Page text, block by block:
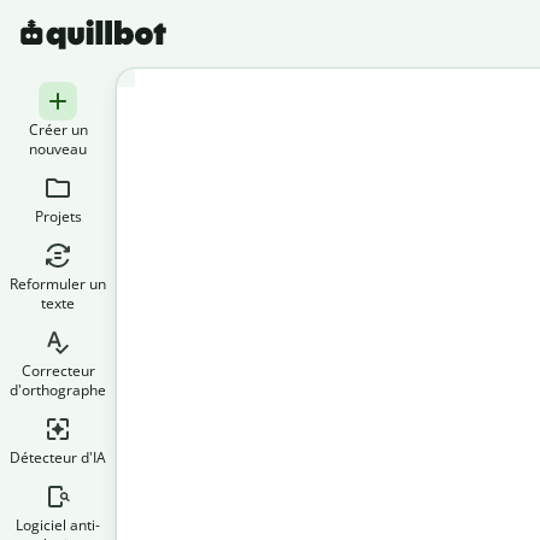
Créer un
nouveau
Projets
Reformuler un
texte
Correcteur
d'orthographe
Détecteur d'IA
Logiciel anti-